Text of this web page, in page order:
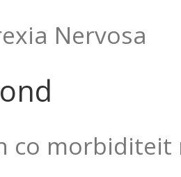
Nervosa
co